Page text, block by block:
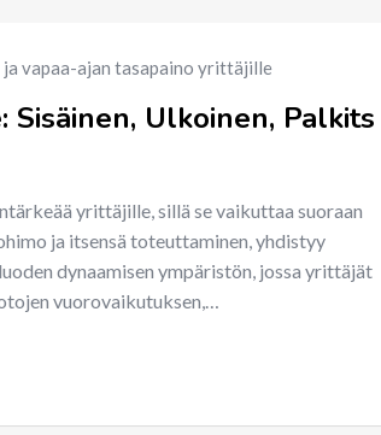
ja vapaa-ajan tasapaino yrittäjille
Sisäinen, Ulkoinen, Palkits
yrittäjille, sillä se vaikuttaa suoraan
ja itsensä toteuttaminen, yhdistyy
dynaamisen ympäristön, jossa yrittäjät
vuorovaikutuksen,…